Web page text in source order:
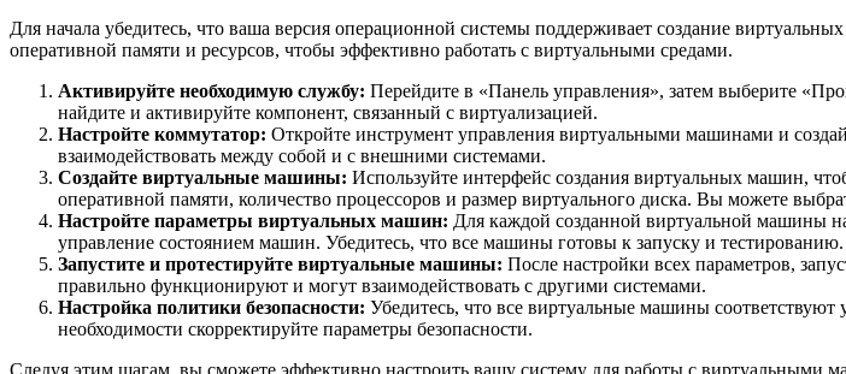
Для начала убедитесь, что ваша версия операционной системы поддерживает создание
оперативной памяти и ресурсов, чтобы эффективно работать с виртуальными средами.
Активируйте необходимую службу: Перейдите в «Панель управления», затем выберите
найдите и активируйте компонент, связанный с виртуализацией.
Настройте коммутатор: Откройте инструмент управления виртуальными машинами и
взаимодействовать между собой и с внешними системами.
Создайте виртуальные машины: Используйте интерфейс создания виртуальных машин,
оперативной памяти, количество процессоров и размер виртуального диска. Вы можете
Настройте параметры виртуальных машин: Для каждой созданной виртуальной машины
управление состоянием машин. Убедитесь, что все машины готовы к запуску и тестированию.
Запустите и протестируйте виртуальные машины: После настройки всех параметров,
правильно функционируют и могут взаимодействовать с другими системами.
Настройка политики безопасности: Убедитесь, что все виртуальные машины
необходимости скорректируйте параметры безопасности.